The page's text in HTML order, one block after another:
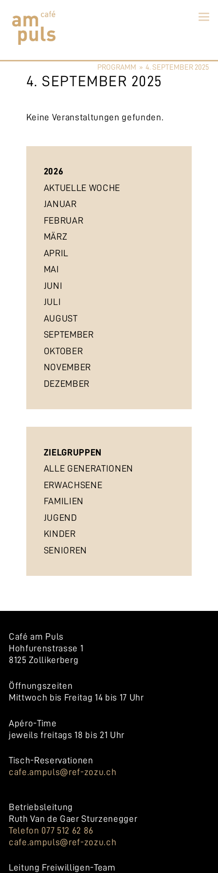
Cafe am Puls
Der beste Kaffee im Zollikerberg
PROGRAMM »4. SEPTEMBER 2025
4. SEPTEMBER 2025
Keine Veranstaltungen gefunden.
2026
AKTUELLE WOCHE
JANUAR
FEBRUAR
MÄRZ
APRIL
MAI
JUNI
JULI
AUGUST
SEPTEMBER
OKTOBER
NOVEMBER
DEZEMBER
ZIELGRUPPEN
ALLE GENERATIONEN
ERWACHSENE
FAMILIEN
JUGEND
KINDER
SENIOREN
Café am Puls
Hohfurenstrasse 1
8125 Zollikerberg
Öffnungszeiten
Mittwoch bis Freitag 14 bis 17 Uhr
Apéro-Time
jeweils freitags 18 bis 21 Uhr
Tisch-Reservationen
cafe.ampuls@ref-zozu.ch
Betriebsleitung
Ruth Van de Gaer Sturzenegger
Telefon 077 512 62 86
cafe.ampuls@ref-zozu.ch
Leitung Freiwilligen-Team